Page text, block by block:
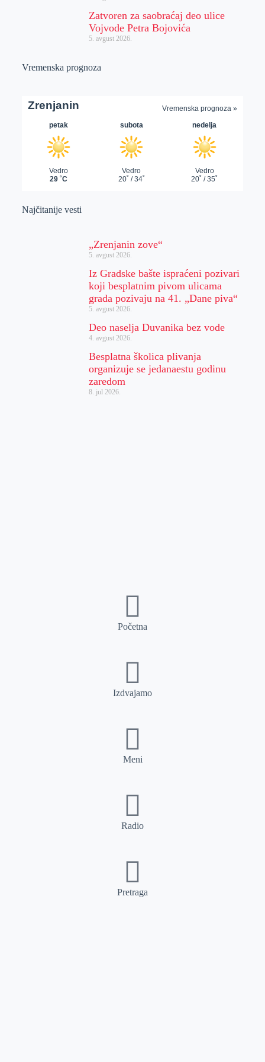
Zatvoren za saobraćaj deo ulice
Vojvode Petra Bojovića
5. avgust 2026.
Vremenska prognoza
Najčitanije vesti
„Zrenjanin zove“
5. avgust 2026.
Iz Gradske bašte ispraćeni pozivari
koji besplatnim pivom ulicama
grada pozivaju na 41. „Dane piva“
5. avgust 2026.
Deo naselja Duvanika bez vode
4. avgust 2026.
Besplatna školica plivanja
organizuje se jedanaestu godinu
zaredom
8. jul 2026.
Početna
Izdvajamo
Meni
Radio
Pretraga